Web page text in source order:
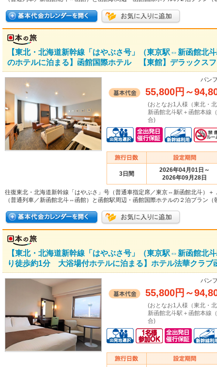
【東北・北海道新幹線「はやぶさ号」（東京駅⇔新函館北
のホテルに泊まる】函館国際ホテル 【東館】デラックス
パン
55,800円 ～
(おとなお1人様（東北・
新函館北斗駅＋函館本線
合)
3日間
2026年04月01日～
2026年09月28日
往復東北・北海道新幹線「はやぶさ」号（普通車指定席／東京⇔新函館北斗）＋
（普通列車／新函館北斗⇔函館）と函館駅周辺・函館国際ホテルの２泊プラン（
【東北・北海道新幹線「はやぶさ号」（東京駅⇔新函館北
り徒歩約1分 大浴場付ホテルに泊まる】ホテル法華クラ
パン
55,800円 ～
(おとなお1人様（東北・
新函館北斗駅＋函館本線
合)